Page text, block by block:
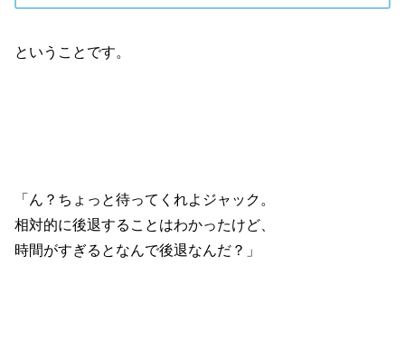
ということです。
「ん？ちょっと待ってくれよジャック。
相対的に後退することはわかったけど、
時間がすぎるとなんで後退なんだ？」